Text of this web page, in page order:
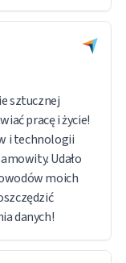
Parseur był
większość
uczenia się,
system działał
i z
każdemu, kto
dokumentów i
sztucznej
pracę i życie!
i technologii
Udało
moich
danych!